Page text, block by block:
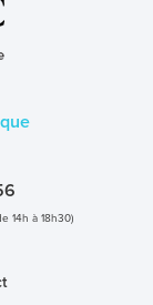
14h à 18h30)